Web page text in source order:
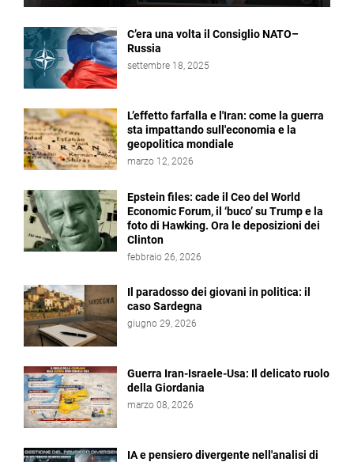
C’era una volta il Consiglio NATO–
Russia
settembre 18, 2025
L’effetto farfalla e l'Iran: come la guerra
sta impattando sull'economia e la
geopolitica mondiale
marzo 12, 2026
Epstein files: cade il Ceo del World
Economic Forum, il ‘buco’ su Trump e la
foto di Hawking. Ora le deposizioni dei
Clinton
febbraio 26, 2026
Il paradosso dei giovani in politica: il
caso Sardegna
giugno 29, 2026
Guerra Iran-Israele-Usa: Il delicato ruolo
della Giordania
marzo 08, 2026
IA e pensiero divergente nell'analisi di